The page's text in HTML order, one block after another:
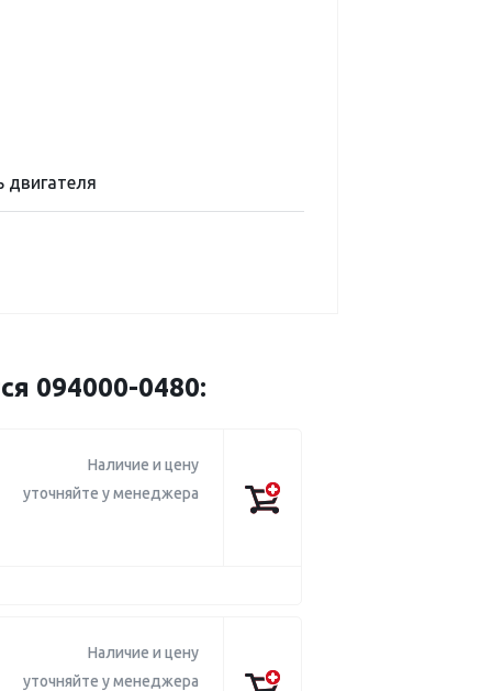
094000-0480:
Наличие и цену
уточняйте у менеджера
Наличие и цену
уточняйте у менеджера